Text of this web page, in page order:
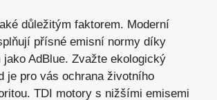
důležitým faktorem. Moderní
přísné emisní normy díky
jako AdBlue. Zvažte ekologický
je pro vás ochrana životního
TDI motory s nižšími emisemi